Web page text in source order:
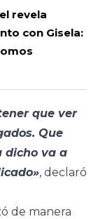
revela
con Gisela:
que ver
Que
dicho va a
, declaró
de manera